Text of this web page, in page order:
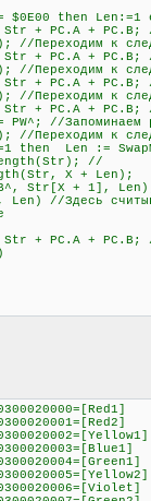
then Len:=1
PC.A + PC.B; //
Переходим к
PC.A + PC.B; //
Переходим к
PC.A + PC.B; //
Переходим к
PC.A + PC.B; //
//Запоминаем
Переходим к
Len :=
//
X +
Str[X + 1],
//Здесь
PC.A + PC.B; //